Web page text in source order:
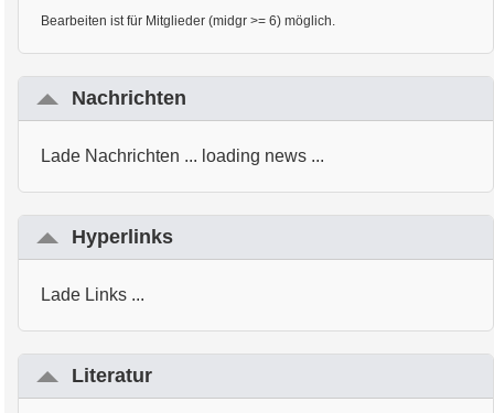
Bearbeiten ist für Mitglieder (midgr >= 6) möglich.
Nachrichten
Lade Nachrichten ... loading news ...
Hyperlinks
Lade Links ...
Literatur